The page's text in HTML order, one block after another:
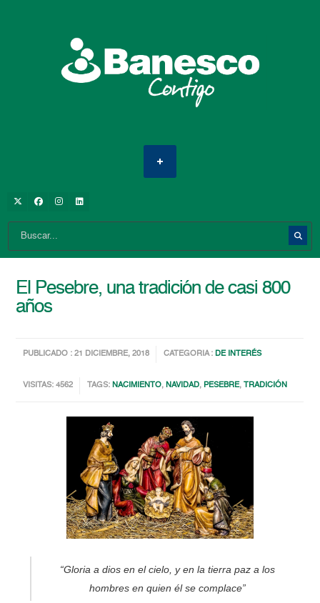
El Pesebre, una tradición de casi 800
años
PUBLICADO : 21 DICIEMBRE, 2018 CATEGORIA :DE INTERÉS
VISITAS: 4562 TAGS:NACIMIENTO,NAVIDAD, PESEBRE, TRADICIÓN
“Gloria a dios en el cielo, y en la tierra paz a los
hombres en quien él se complace”